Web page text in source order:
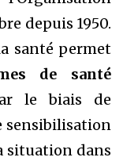
depuis 1950.
santé permet
de santé
le biais de
sensibilisation
situation dans